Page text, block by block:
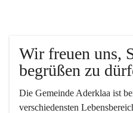
Wir freuen uns,
begrüßen zu
Die Gemeinde Aderklaa ist
verschiedensten